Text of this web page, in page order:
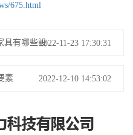
675.html
適老（lǎo）化家具有哪些設計要點？
2022-11-23 17:30:31
素 2022-12-10 14:53:02